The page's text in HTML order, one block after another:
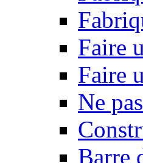
Faire
Faire
Ne
Barre